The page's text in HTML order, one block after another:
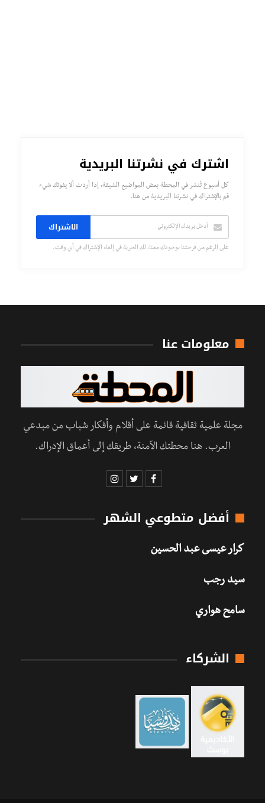
اشترك في نشرتنا البريدية
كل أسبوع تُنشر في المحطة بعض المواضيع الشيقة، إذا أردت ألا يفوتك شيء
قم بالإشتراك في نشرتنا البريدية من هنا.
الاشتراك
على الرغم من فرحتنا بوجودك معنا، لك الحرية في إلغاء الإشتراك في أي وقت.
معلومات عنا
مجلة علمية ثقافية قائمة على أقلام وأفكار شباب من مبدعي
العرب. هنا محطتك الآمنة، طريقك إلى أعماق الإدراك.
أفضل متطوعي الشهر
كرار عيسى عبد الحسين
سيد رجب
سامح هواري
الشركاء